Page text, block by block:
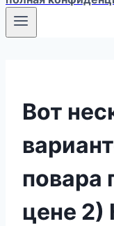
Вот
повара
цене 2)